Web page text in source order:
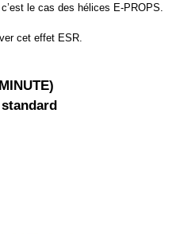
le cas des hélices E-PROPS.
cet effet ESR.